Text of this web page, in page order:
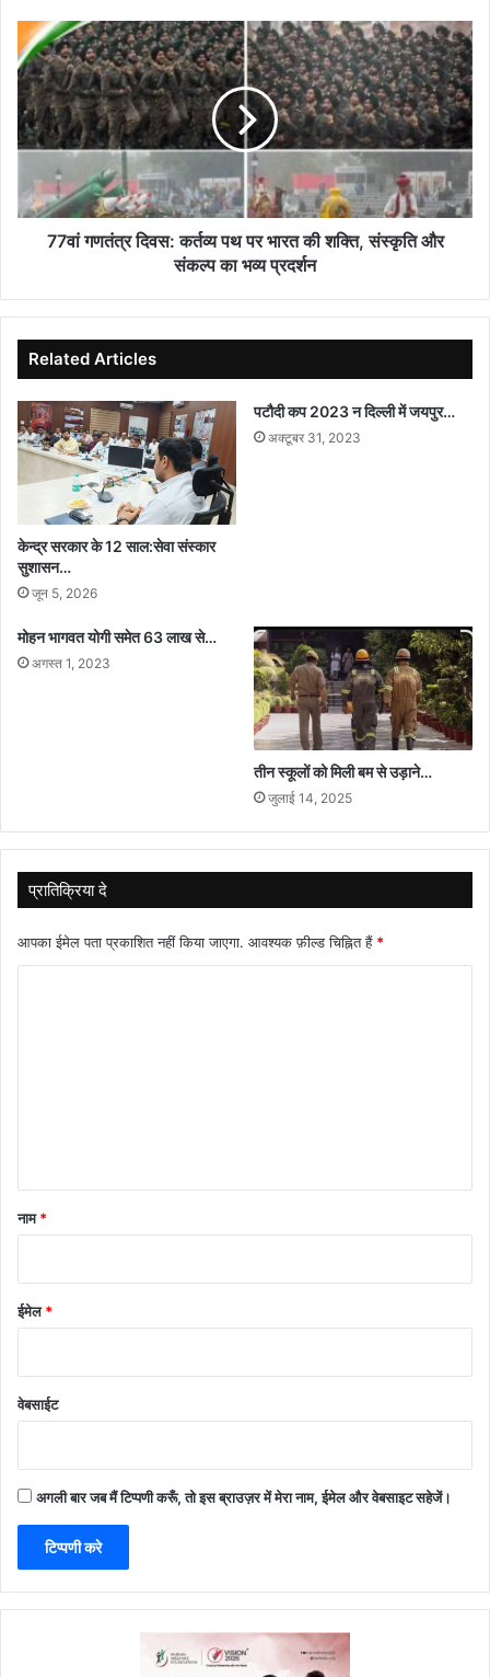
77वां
गणतंत्र
दिवस:
कर्तव्य
पथ
पर
की
शक्ति,
संस्कृति
प्रदर्शन
77वां गणतंत्र दिवस: कर्तव्य पथ पर भारत की शक्ति, संस्कृति और
संकल्प का भव्य प्रदर्शन
Related Articles
केन्द्र सरकार के 12 साल:सेवा संस्कार
सुशासन…
जून 5, 2026
पटौदी कप 2023 न दिल्ली में जयपुर…
अक्टूबर 31, 2023
मोहन भागवत योगी समेत 63 लाख से…
अगस्त 1, 2023
तीन स्कूलों को मिली बम से उड़ाने…
जुलाई 14, 2025
प्रातिक्रिया दे
आपका ईमेल पता प्रकाशित नहीं किया जाएगा. आवश्यक फ़ील्ड चिह्नित हैं *
नाम*
ईमेल*
वेबसाईट
अगली बार जब मैं टिप्पणी करूँ, तो इस ब्राउज़र में मेरा नाम, ईमेल और वेबसाइट सहेजें।